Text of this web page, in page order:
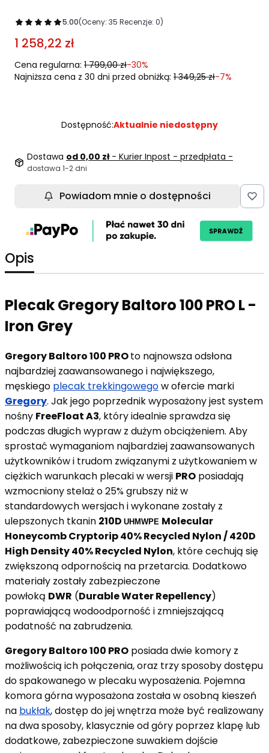
5.00(Oceny: 35 Recenzje: 0)
1 258,22 zł
Cena regularna: 1 799,00 zł-30%
Najniższa cena z 30 dni przed obniżką: 1 349,25 zł-7%
Dostępność:Aktualnie niedostępny
Dostawa od 0,00 zł - Kurier Inpost - przedpłata -
dostawa 1-2 dni
Powiadom mnie o dostępności
Opis
Plecak Gregory Baltoro 100 PRO L -
Iron Grey
Gregory Baltoro 100 PROto najnowsza odsłona
najbardziej zaawansowanego i największego,
męskiego plecak trekkingowegow ofercie marki
Gregory. Jak jego poprzednik wyposażony jest system
nośny FreeFloat A3, który idealnie sprawdza się
podczas długich wypraw z dużym obciążeniem. Aby
sprostać wymaganiom najbardziej zaawansowanych
użytkowników i trudom związanymi z użytkowaniem w
ciężkich warunkach plecaki w wersji PRO posiadają
wzmocniony stelaż o 25% grubszy niż w
standardowych wersjach i wykonane zostały z
ulepszonych tkanin 210D UHMWPE Molecular
Honeycomb Cryptorip 40% Recycled Nylon / 420D
High Density 40% Recycled Nylon, które cechują się
zwiększoną odpornością na przetarcia. Dodatkowo
materiały zostały zabezpieczone
powłoką DWR (Durable Water Repellency)
poprawiającą wodoodporność i zmniejszającą
podatność na zabrudzenia.
Gregory Baltoro 100 PRO posiada dwie komory z
możliwością ich połączenia, oraz trzy sposoby dostępu
do spakowanego w plecaku wyposażenia. Pojemna
komora górna wyposażona została w osobną kieszeń
na bukłak, dostęp do jej wnętrza może być realizowany
na dwa sposoby, klasycznie od góry poprzez klapę lub
dodatkowe, zabezpieczone suwakiem dojście